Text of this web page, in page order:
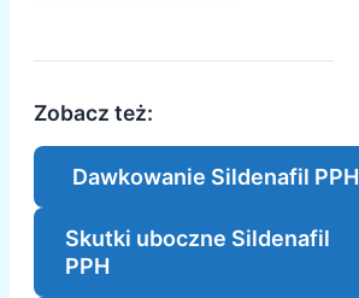
Zobacz też:
Dawkowanie Sildenafil PPH
Skutki uboczne Sildenafil
PPH